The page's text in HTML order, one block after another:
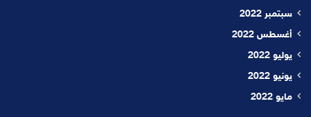
سبتمبر 2022
أغسطس 2022
يوليو 2022
يونيو 2022
مايو 2022